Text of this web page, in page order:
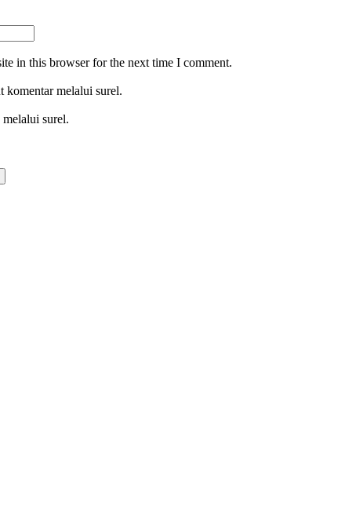
in this browser for the next time I comment.
komentar melalui surel.
surel.